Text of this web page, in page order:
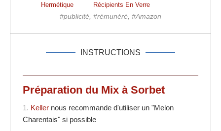
Hermétique
Récipients En Verre
#publicité, #rémunéré, #Amazon
INSTRUCTIONS
Préparation du Mix à Sorbet
1. Keller nous recommande d'utiliser un "Melon
Charentais" si possible